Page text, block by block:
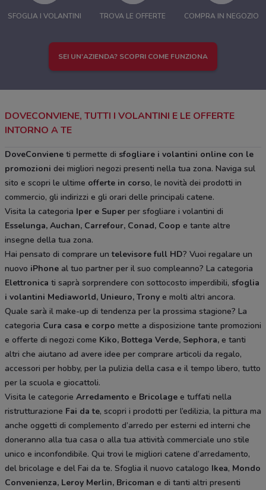
SFOGLIA I VOLANTINI TROVA LE OFFERTE COMPRA IN NEGOZIO
SEI UN'AZIENDA? SCOPRI COME FUNZIONA
DOVECONVIENE, TUTTI I VOLANTINI E LE OFFERTE
INTORNO A TE
DoveConviene ti permette di sfogliare i volantini online con le
promozioni dei migliori negozi presenti nella tua zona. Naviga sul
sito e scopri le ultime offerte in corso, le novità dei prodotti in
commercio, gli indirizzi e gli orari delle principali catene.
Visita la categoria Iper e Super per sfogliare i volantini di
Esselunga, Auchan, Carrefour, Conad, Coop e tante altre
insegne della tua zona.
Hai pensato di comprare untelevisore full HD? Vuoi regalare un
nuovo iPhone al tuo partner per il suo compleanno? La categoria
Elettronica ti saprà sorprendere con sottocosto imperdibili, sfoglia
i volantini Mediaworld, Unieuro, Trony e molti altri ancora.
Quale sarà il make-up di tendenza per la prossima stagione? La
categoria Cura casa e corpo mette a disposizione tante promozioni
e offerte di negozi come Kiko, Bottega Verde, Sephora, e tanti
altri che aiutano ad avere idee per comprare articoli da regalo,
accessori per hobby, per la pulizia della casa e il tempo libero, tutto
per la scuola e giocattoli.
Visita le categorie Arredamento e Bricolage e tuffati nella
ristrutturazione Fai da te, scopri i prodotti per l’edilizia, la pittura ma
anche oggetti di complemento d’arredo per esterni ed interni che
doneranno alla tua casa o alla tua attività commerciale uno stile
unico e inconfondibile. Qui trovi le migliori catene d’arredamento,
del bricolage e del Fai da te. Sfoglia il nuovo catalogo Ikea, Mondo
Convenienza, Leroy Merlin, Bricoman e di tanti altri presenti